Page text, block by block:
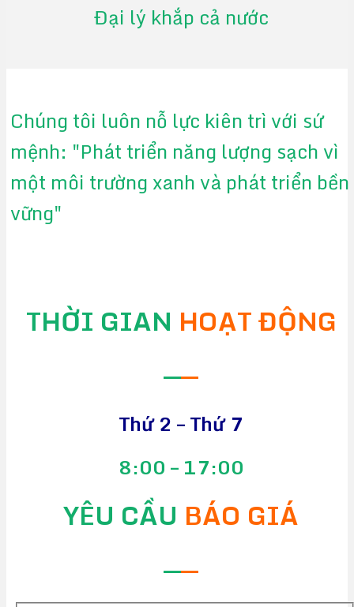
Đại lý khắp cả nước
Chúng tôi luôn nỗ lực kiên trì với sứ
mệnh: "Phát triển năng lượng sạch vì
một môi trường xanh và phát triển bền
vững"
THỜI GIAN HOẠT ĐỘNG
——
Thứ 2 – Thứ 7
8:00 – 17:00
YÊU CẦU BÁO GIÁ
——